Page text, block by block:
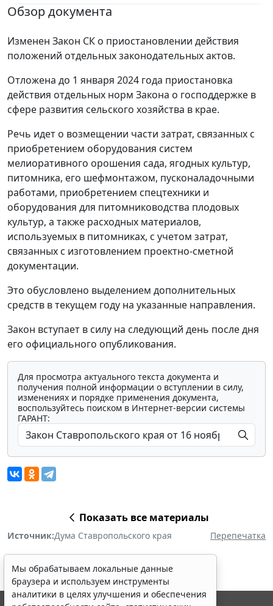
Обзор документа
Изменен Закон СК о приостановлении действия
положений отдельных законодательных актов.
Отложена до 1 января 2024 года приостановка
действия отдельных норм Закона о господдержке в
сфере развития сельского хозяйства в крае.
Речь идет о возмещении части затрат, связанных с
приобретением оборудования систем
мелиоративного орошения сада, ягодных культур,
питомника, его шефмонтажом, пусконаладочными
работами, приобретением спецтехники и
оборудования для питомниководства плодовых
культур, а также расходных материалов,
используемых в питомниках, с учетом затрат,
связанных с изготовлением проектно-сметной
документации.
Это обусловлено выделением дополнительных
средств в текущем году на указанные направления.
Закон вступает в силу на следующий день после дня
его официального опубликования.
Для просмотра актуального текста документа и
получения полной информации о вступлении в силу,
изменениях и порядке применения документа,
воспользуйтесь поиском в Интернет-версии системы
ГАРАНТ:
Показать все материалы
Источник:Дума Ставропольского края Перепечатка
Мы обрабатываем локальные данные
браузера и используем инструменты
аналитики в целях улучшения и обеспечения